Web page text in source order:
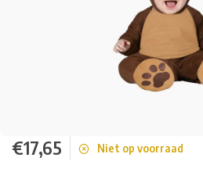
€17,65 Niet op voorraad